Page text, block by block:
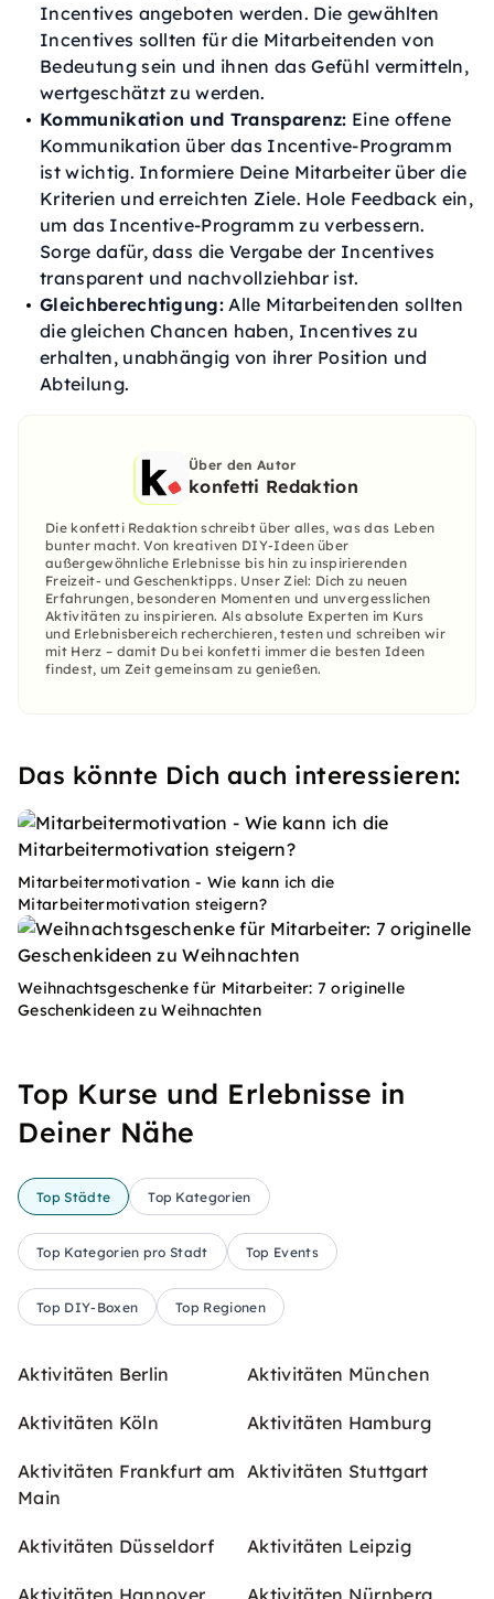
Incentives angeboten werden. Die gewählten
Incentives sollten für die Mitarbeitenden von
Bedeutung sein und ihnen das Gefühl vermitteln,
wertgeschätzt zu werden.
Kommunikation und Transparenz: Eine offene
Kommunikation über das Incentive-Programm
ist wichtig. Informiere Deine Mitarbeiter über die
Kriterien und erreichten Ziele. Hole Feedback ein,
um das Incentive-Programm zu verbessern.
Sorge dafür, dass die Vergabe der Incentives
transparent und nachvollziehbar ist.
Gleichberechtigung: Alle Mitarbeitenden sollten
die gleichen Chancen haben, Incentives zu
erhalten, unabhängig von ihrer Position und
Abteilung.
Über den Autor
konfetti Redaktion
Die konfetti Redaktion schreibt über alles, was das Leben
bunter macht. Von kreativen DIY-Ideen über
außergewöhnliche Erlebnisse bis hin zu inspirierenden
Freizeit- und Geschenktipps. Unser Ziel: Dich zu neuen
Erfahrungen, besonderen Momenten und unvergesslichen
Aktivitäten zu inspirieren. Als absolute Experten im Kurs
und Erlebnisbereich recherchieren, testen und schreiben wir
mit Herz – damit Du bei konfetti immer die besten Ideen
findest, um Zeit gemeinsam zu genießen.
Das könnte Dich auch interessieren:
Mitarbeitermotivation - Wie kann ich die
Mitarbeitermotivation steigern?
Weihnachtsgeschenke für Mitarbeiter: 7 originelle
Geschenkideen zu Weihnachten
Top Kurse und Erlebnisse in
Deiner Nähe
Top Städte Top Kategorien
Top Kategorien pro Stadt Top Events
Top DIY-Boxen Top Regionen
Aktivitäten Berlin Aktivitäten München
Aktivitäten Köln Aktivitäten Hamburg
Aktivitäten Frankfurt am
Main
Aktivitäten Stuttgart
Aktivitäten Düsseldorf Aktivitäten Leipzig